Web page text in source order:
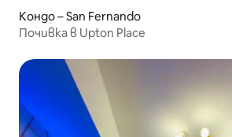
Кондо – San Fernando
Почивка в Upton Place